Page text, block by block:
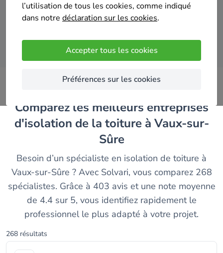
l’utilisation de tous les cookies, comme indiqué
dans notre déclaration sur les cookies.
Accepter tous les cookies
Préférences sur les cookies
Comparer des devis
Comparez les meilleurs entreprises
d'isolation de la toiture à Vaux-sur-
Sûre
Besoin d’un spécialiste en isolation de toiture à
Vaux-sur-Sûre ? Avec Solvari, vous comparez 268
spécialistes. Grâce à 403 avis et une note moyenne
de 4.4 sur 5, vous identifiez rapidement le
professionnel le plus adapté à votre projet.
268 résultats